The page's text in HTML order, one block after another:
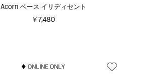
Acorn ベース イリディセント
￥7,480